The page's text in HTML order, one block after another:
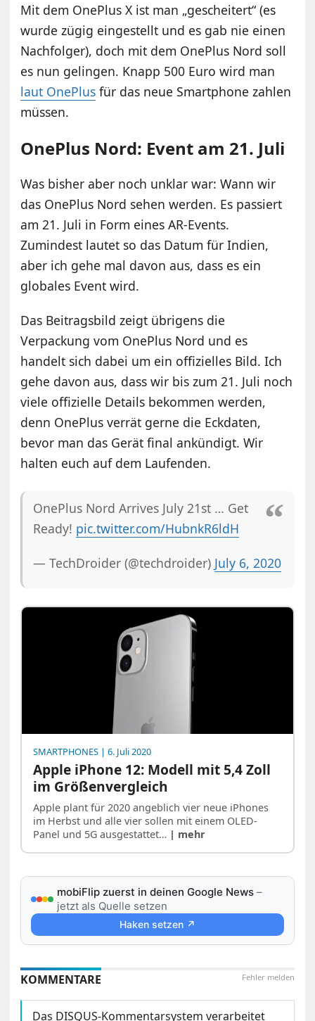
Mit dem OnePlus X ist man „gescheitert“ (es
wurde zügig eingestellt und es gab nie einen
Nachfolger), doch mit dem OnePlus Nord soll
es nun gelingen. Knapp 500 Euro wird man
laut OnePlus für das neue Smartphone zahlen
müssen.
OnePlus Nord: Event am 21. Juli
Was bisher aber noch unklar war: Wann wir
das OnePlus Nord sehen werden. Es passiert
am 21. Juli in Form eines AR-Events.
Zumindest lautet so das Datum für Indien,
aber ich gehe mal davon aus, dass es ein
globales Event wird.
Das Beitragsbild zeigt übrigens die
Verpackung vom OnePlus Nord und es
handelt sich dabei um ein offizielles Bild. Ich
gehe davon aus, dass wir bis zum 21. Juli noch
viele offizielle Details bekommen werden,
denn OnePlus verrät gerne die Eckdaten,
bevor man das Gerät final ankündigt. Wir
halten euch auf dem Laufenden.
OnePlus Nord Arrives July 21st … Get
Ready! pic.twitter.com/HubnkR6ldH
— TechDroider (@techdroider) July 6, 2020
SMARTPHONES | 6. Juli 2020
Apple iPhone 12: Modell mit 5,4 Zoll
im Größenvergleich
Apple plant für 2020 angeblich vier neue iPhones
im Herbst und alle vier sollen mit einem OLED-
Panel und 5G ausgestattet… | mehr
mobiFlip zuerst in deinen Google News –
jetzt als Quelle setzen
Haken setzen ↗
Fehler melden
KOMMENTARE
Das DISQUS-Kommentarsystem verarbeitet